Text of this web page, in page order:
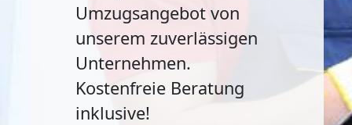
Umzugsangebot von
unserem zuverlässigen
Unternehmen.
Kostenfreie Beratung
inklusive!